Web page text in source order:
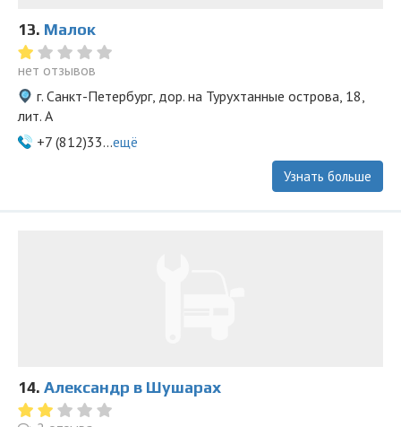
13. Малок
нет отзывов
г. Санкт-Петербург, дор. на Турухтанные острова, 18,
лит. А
+7 (812)33...ещё
Узнать больше
14. Александр в Шушарах